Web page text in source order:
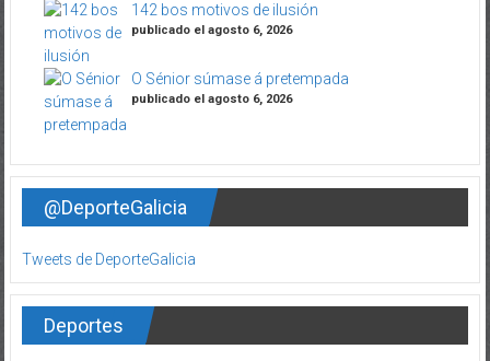
142 bos motivos de ilusión
publicado el agosto 6, 2026
O Sénior súmase á pretempada
publicado el agosto 6, 2026
@DeporteGalicia
Tweets de DeporteGalicia
Deportes